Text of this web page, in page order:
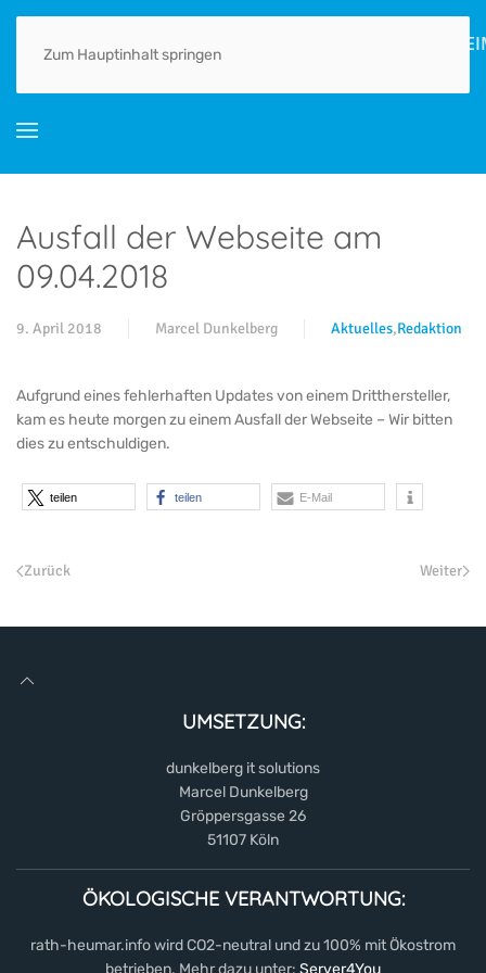
Zum Hauptinhalt springen
HOME AKTUELLES ORTSGESCHICHTE(N) GEWERBE
Ausfall der Webseite am
09.04.2018
9. April 2018 Marcel Dunkelberg Aktuelles,Redaktion
Aufgrund eines fehlerhaften Updates von einem Dritthersteller,
kam es heute morgen zu einem Ausfall der Webseite – Wir bitten
dies zu entschuldigen.
teilen teilen E-Mail
Zurück Weiter
UMSETZUNG:
dunkelberg it solutions
Marcel Dunkelberg
Gröppersgasse 26
51107 Köln
ÖKOLOGISCHE VERANTWORTUNG:
rath-heumar.info wird CO2-neutral und zu 100% mit Ökostrom
betrieben. Mehr dazu unter: Server4You